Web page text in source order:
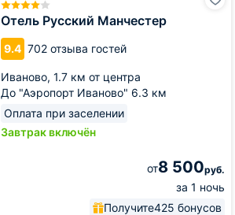
Отель Русский Манчестер
9.4 702 отзыва гостей
Иваново, 1.7 км от центра
До "Аэропорт Иваново" 6.3 км
Оплата при заселении
Завтрак включён
от8 500руб.
за 1 ночь
Получите425 бонусов